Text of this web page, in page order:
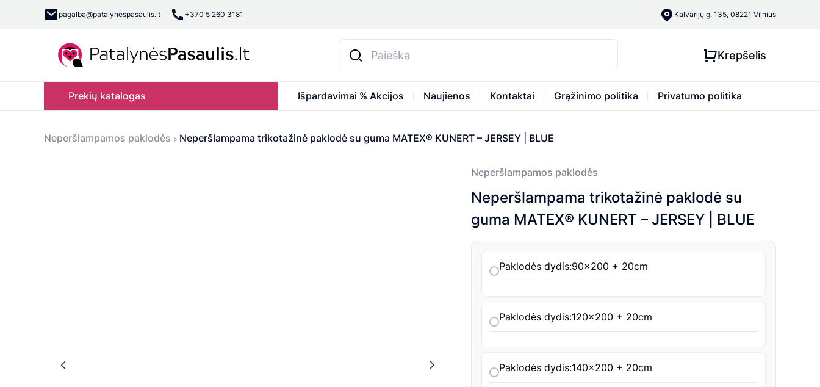
pagalba@patalynespasaulis.lt +370 5 260 3181 Kalvarijų g. 135, 08221 Vilnius
Krepšelis
Prekių katalogas Išpardavimai % Akcijos Naujienos Kontaktai Grąžinimo politika Privatumo politika
Neperšlampamos paklodės Neperšlampama trikotažinė paklodė su guma MATEX® KUNERT – JERSEY | BLUE
Neperšlampamos paklodės
Neperšlampama trikotažinė paklodė su
guma MATEX® KUNERT – JERSEY | BLUE
Paklodės dydis:90x200 + 20cm
Paklodės dydis:120x200 + 20cm
Paklodės dydis:140x200 + 20cm